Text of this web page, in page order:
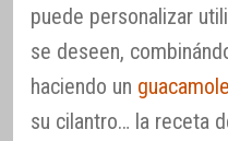
puede personalizar
se deseen,
haciendo un guacamole
su cilantro… la receta